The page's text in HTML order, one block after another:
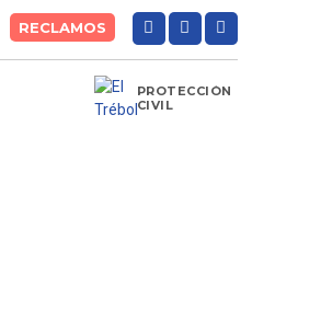
RECLAMOS
PROTECCIÓN
CIVIL